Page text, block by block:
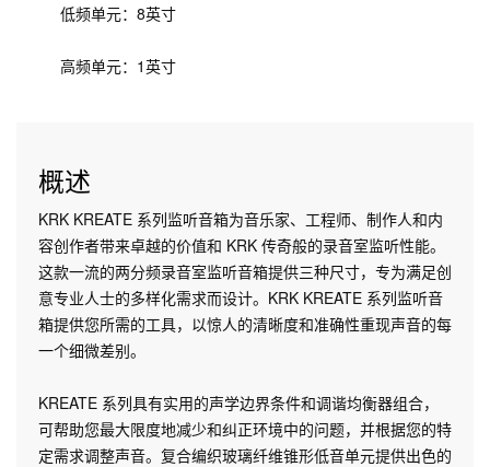
低频单元：8英寸
高频单元：1英寸
概述
KRK KREATE 系列监听音箱为音乐家、工程师、制作人和内
容创作者带来卓越的价值和 KRK 传奇般的录音室监听性能。
这款一流的两分频录音室监听音箱提供三种尺寸，专为满足创
意专业人士的多样化需求而设计。KRK KREATE 系列监听音
箱提供您所需的工具，以惊人的清晰度和准确性重现声音的每
一个细微差别。
KREATE 系列具有实用的声学边界条件和调谐均衡器组合，
可帮助您最大限度地减少和纠正环境中的问题，并根据您的特
定需求调整声音。复合编织玻璃纤维锥形低音单元提供出色的